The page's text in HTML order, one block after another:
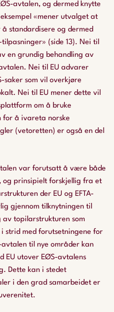
avtalen, og dermed knytte
«mener utvalget at
standardisere og dermed
(side 13). Nei til
en grundig behandling av
Nei til EU advarer
saker som vil overkjøre
Nei til EU mener dette vil
om å bruke
for å ivareta norske
(vetoretten) er også en del
var forutsatt å være både
og prinsipielt forskjellig fra et
der EU og EFTA-
gjennom tilknytningen til
av topilarstrukturen som
strid med forutsetningene for
til nye områder kan
EU utover EØS-avtalens
Dette kan i stedet
i den grad samarbeidet er